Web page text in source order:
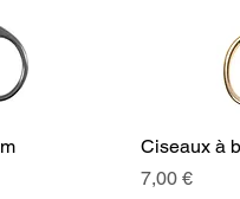
Ciseaux à
Prix
7,00 €